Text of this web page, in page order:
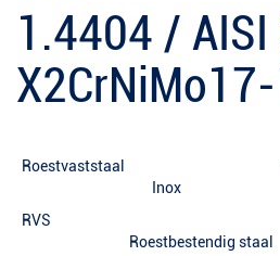
1.4404 /
Roestvaststaal
Inox
Roestbestendig staal